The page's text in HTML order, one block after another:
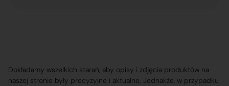
Dokładamy wszelkich starań, aby opisy i zdjęcia produktów na
naszej stronie były precyzyjne i aktualne. Jednakże, w przypadku